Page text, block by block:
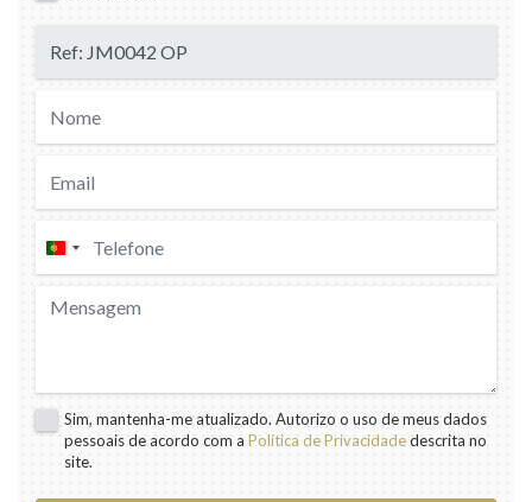
Portugal
+351
Sim, mantenha-me atualizado. Autorizo o uso de meus dados
pessoais de acordo com a Política de Privacidadedescrita no
site.